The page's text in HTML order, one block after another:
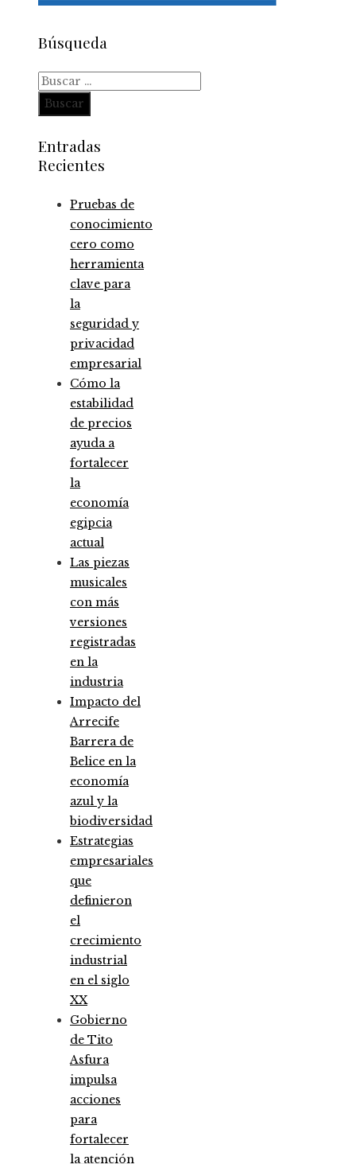
Búsqueda
Buscar:
Entradas
Recientes
Pruebas de
conocimiento
cero como
herramienta
clave para
la
seguridad y
privacidad
empresarial
Cómo la
estabilidad
de precios
ayuda a
fortalecer
la
economía
egipcia
actual
Las piezas
musicales
con más
versiones
registradas
en la
industria
Impacto del
Arrecife
Barrera de
Belice en la
economía
azul y la
biodiversidad
Estrategias
empresariales
que
definieron
el
crecimiento
industrial
en el siglo
XX
Gobierno
de Tito
Asfura
impulsa
acciones
para
fortalecer
la atención